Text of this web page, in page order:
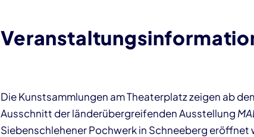
Die Kunstsammlungen am Theaterplatz zeigen ab
Ausschnitt der länderübergreifenden Ausstellung
Siebenschlehener Pochwerk in Schneeberg eröffnet